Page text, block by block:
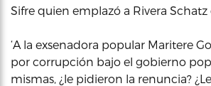
Sifre quien emplazó a Rivera
‘A la exsenadora popular Maritere
por corrupción bajo el gobierno
mismas, ¿le pidieron la renuncia?